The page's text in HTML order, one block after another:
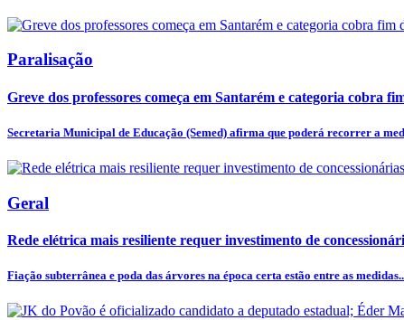
Paralisação
Greve dos professores começa em Santarém e categoria cobra
Secretaria Municipal de Educação (Semed) afirma que poderá recorrer a
Geral
Rede elétrica mais resiliente requer investimento de
Fiação subterrânea e poda das árvores na época certa estão entre as